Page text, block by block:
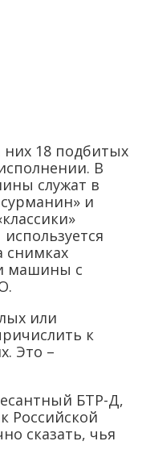
18 подбитых
В
служат в
и
снимках
машины с
или
к
Это –
БТР-Д,
Российской
сказать, чья